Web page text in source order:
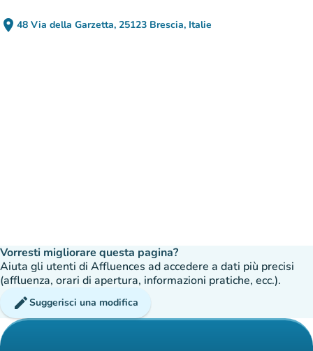
place 48 Via della Garzetta, 25123 Brescia, Italie
(apri in Google Maps)
(nuova scheda)
Vorresti migliorare questa pagina?
Aiuta gli utenti di Affluences ad accedere a dati più precisi
(affluenza, orari di apertura, informazioni pratiche, ecc.).
editSuggerisci una modifica